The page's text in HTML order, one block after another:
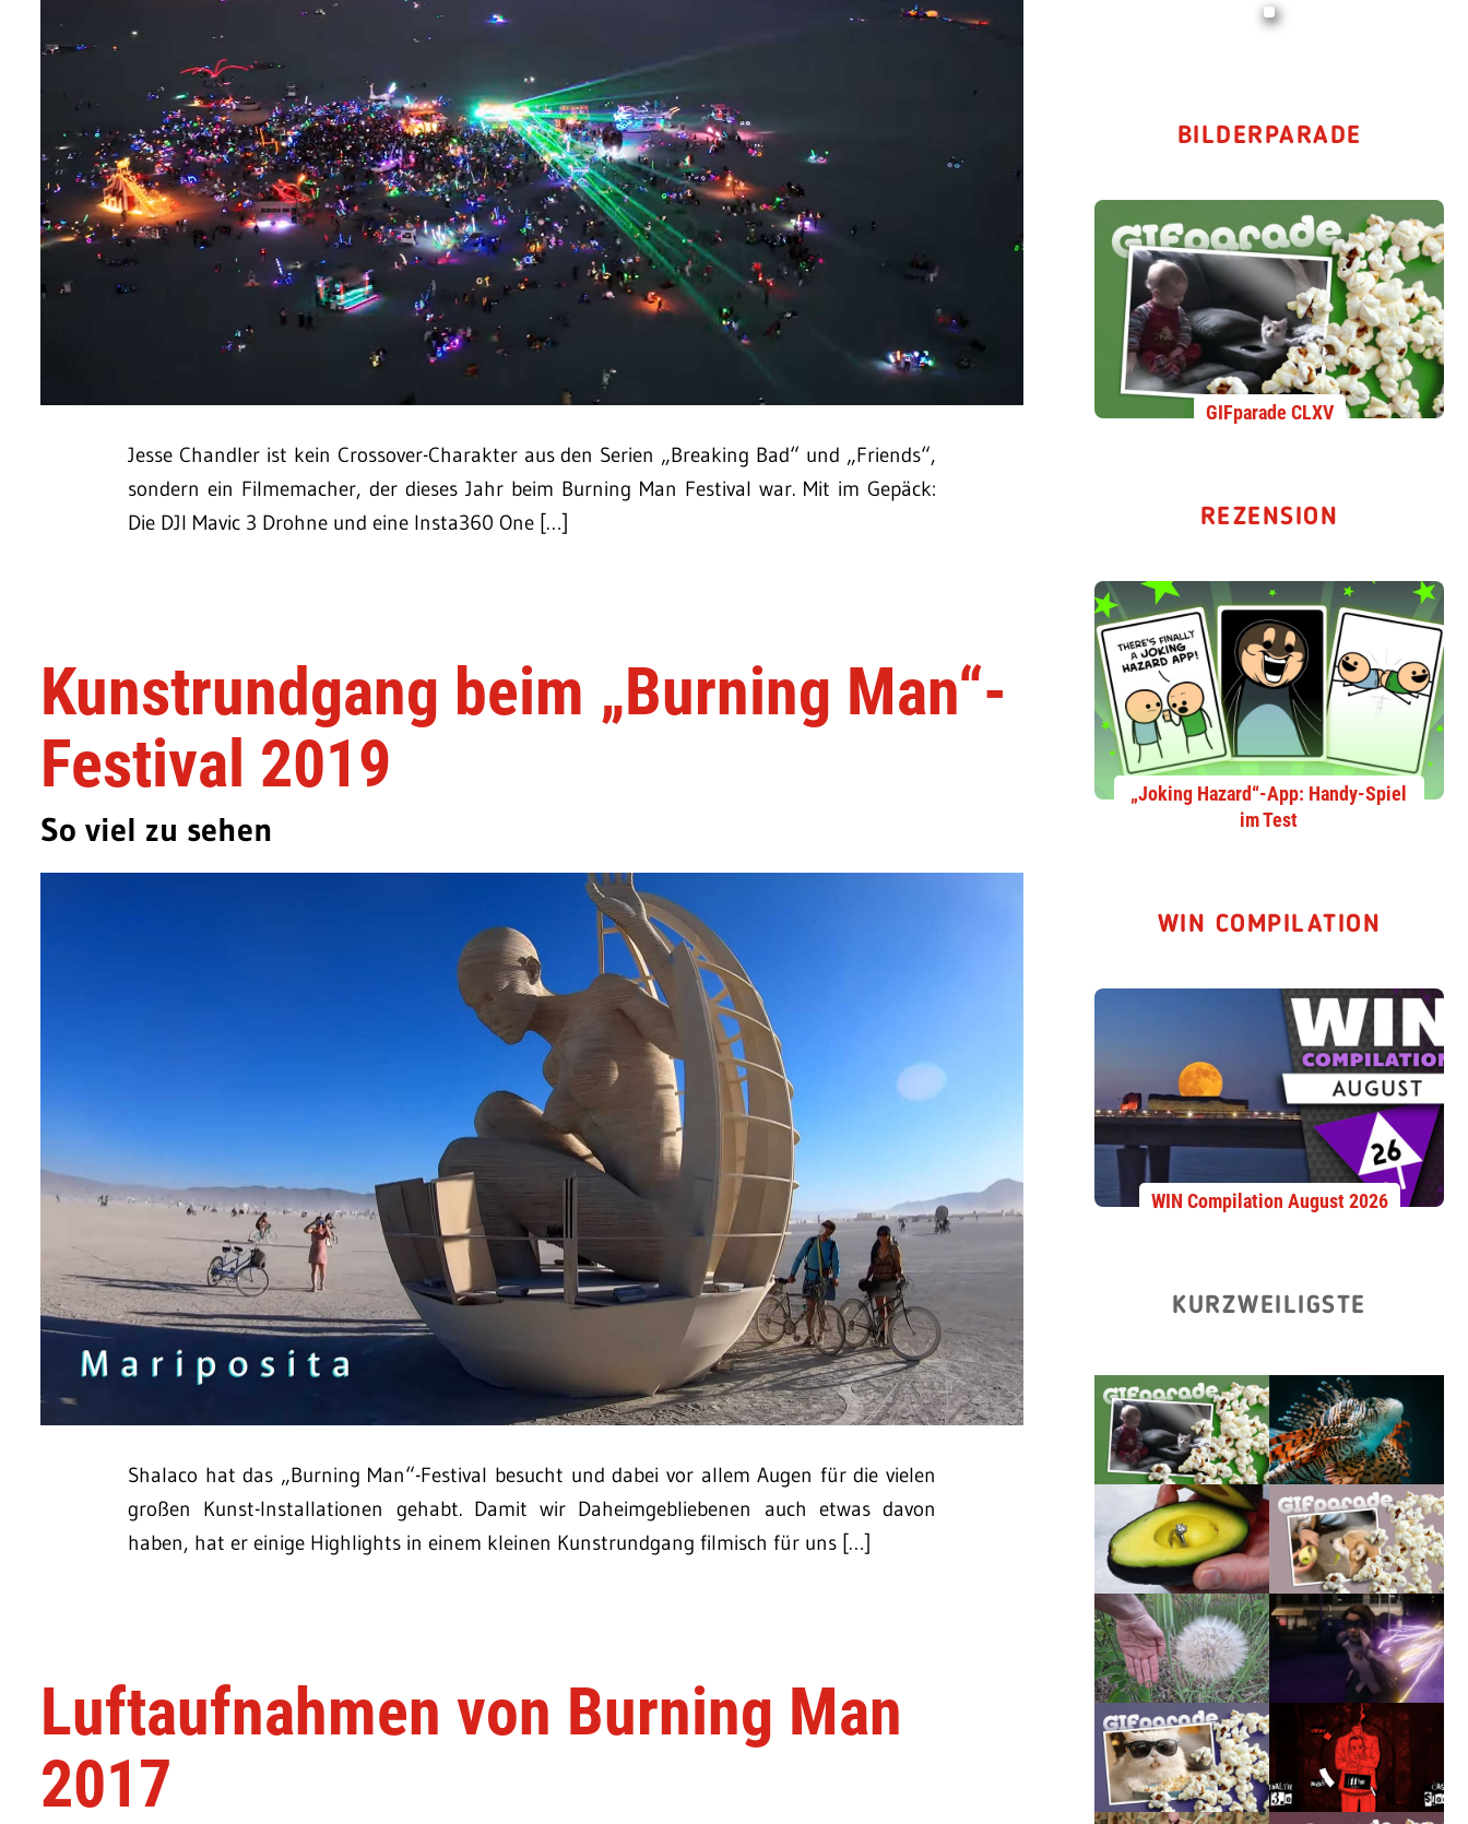
Jesse Chandler ist kein Crossover-Charakter aus den Serien „Breaking Bad“ und „Friends“,
sondern ein Filmemacher, der dieses Jahr beim Burning Man Festival war. Mit im Gepäck:
Die DJI Mavic 3 Drohne und eine Insta360 One […]
Kunstrundgang beim „Burning Man“-
Festival 2019
So viel zu sehen
Shalaco hat das „Burning Man“-Festival besucht und dabei vor allem Augen für die vielen
großen Kunst-Installationen gehabt. Damit wir Daheimgebliebenen auch etwas davon
haben, hat er einige Highlights in einem kleinen Kunstrundgang filmisch für uns […]
Luftaufnahmen von Burning Man
2017
BILDERPARADE
GIFparade CLXV
REZENSION
„Joking Hazard“-App: Handy-Spiel
im Test
WIN COMPILATION
WIN Compilation August 2026
KURZWEILIGSTE